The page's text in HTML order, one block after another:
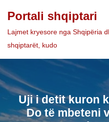
Skip
to
Portali shqiptari
Lajmet kryesore nga Shqipëria
shqiptarët, kudo
Uji i detit kuron
Do të mbeteni